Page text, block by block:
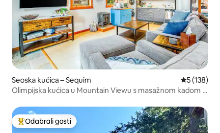
Seoska kućica – Sequim Prosječna
5 (138)
Olimpijska kućica u Mountain Viewu s masažnom kadom i
Među najviše rangiranima s oznakom „Odabrali gosti”
Odabrali gosti